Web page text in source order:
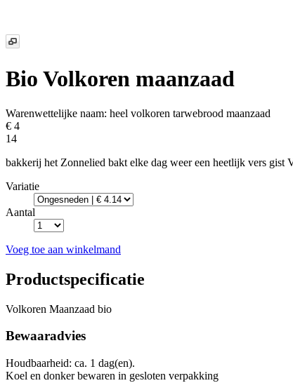
Bio Volkoren maanzaad
Warenwettelijke naam: heel volkoren tarwebrood maanzaad
€ 4
14
bakkerij het Zonnelied bakt elke dag weer een heetlijk vers gist
Variatie
Aantal
Voeg toe aan winkelmand
Productspecificatie
Volkoren Maanzaad bio
Bewaaradvies
Houdbaarheid: ca. 1 dag(en).
Koel en donker bewaren in gesloten verpakking